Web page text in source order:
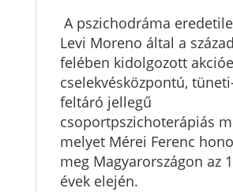
A pszichodráma
Levi Moreno által a
felében kidolgozott
cselekvésközpontú,
feltáró jellegű
csoportpszichoterápiás
melyet Mérei Ferenc
meg Magyarországon az
évek elején.